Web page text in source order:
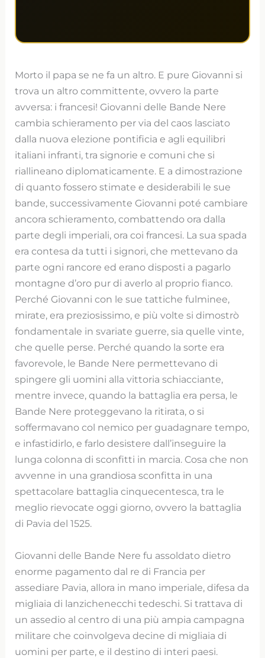
Morto il papa se ne fa un altro. E pure Giovanni si
trova un altro committente, ovvero la parte
avversa: i francesi! Giovanni delle Bande Nere
cambia schieramento per via del caos lasciato
dalla nuova elezione pontificia e agli equilibri
italiani infranti, tra signorie e comuni che si
riallineano diplomaticamente. E a dimostrazione
di quanto fossero stimate e desiderabili le sue
bande, successivamente Giovanni poté cambiare
ancora schieramento, combattendo ora dalla
parte degli imperiali, ora coi francesi. La sua spada
era contesa da tutti i signori, che mettevano da
parte ogni rancore ed erano disposti a pagarlo
montagne d’oro pur di averlo al proprio fianco.
Perché Giovanni con le sue tattiche fulminee,
mirate, era preziosissimo, e più volte si dimostrò
fondamentale in svariate guerre, sia quelle vinte,
che quelle perse. Perché quando la sorte era
favorevole, le Bande Nere permettevano di
spingere gli uomini alla vittoria schiacciante,
mentre invece, quando la battaglia era persa, le
Bande Nere proteggevano la ritirata, o si
soffermavano col nemico per guadagnare tempo,
e infastidirlo, e farlo desistere dall’inseguire la
lunga colonna di sconfitti in marcia. Cosa che non
avvenne in una grandiosa sconfitta in una
spettacolare battaglia cinquecentesca, tra le
meglio rievocate oggi giorno, ovvero la battaglia
di Pavia del 1525.
Giovanni delle Bande Nere fu assoldato dietro
enorme pagamento dal re di Francia per
assediare Pavia, allora in mano imperiale, difesa da
migliaia di lanzichenecchi tedeschi. Si trattava di
un assedio al centro di una più ampia campagna
militare che coinvolgeva decine di migliaia di
uomini per parte, e il destino di interi paesi.